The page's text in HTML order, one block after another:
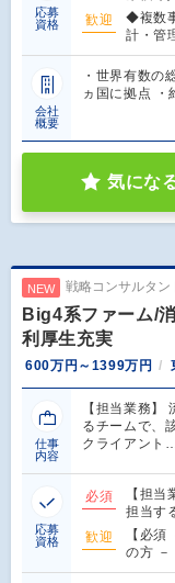
応募
資格
歓迎
◆複数
計・管
会社
概要
・世界有数の
ヵ国に拠点 ・
気にな
NEW 戦略コンサルタン
Big4系ファーム/
利厚生充実
600万円～1399万円
仕事
内容
【担当業務】
るチームで、
クライアント…
応募
資格
必須
【担
担当す
歓迎
【必
の方